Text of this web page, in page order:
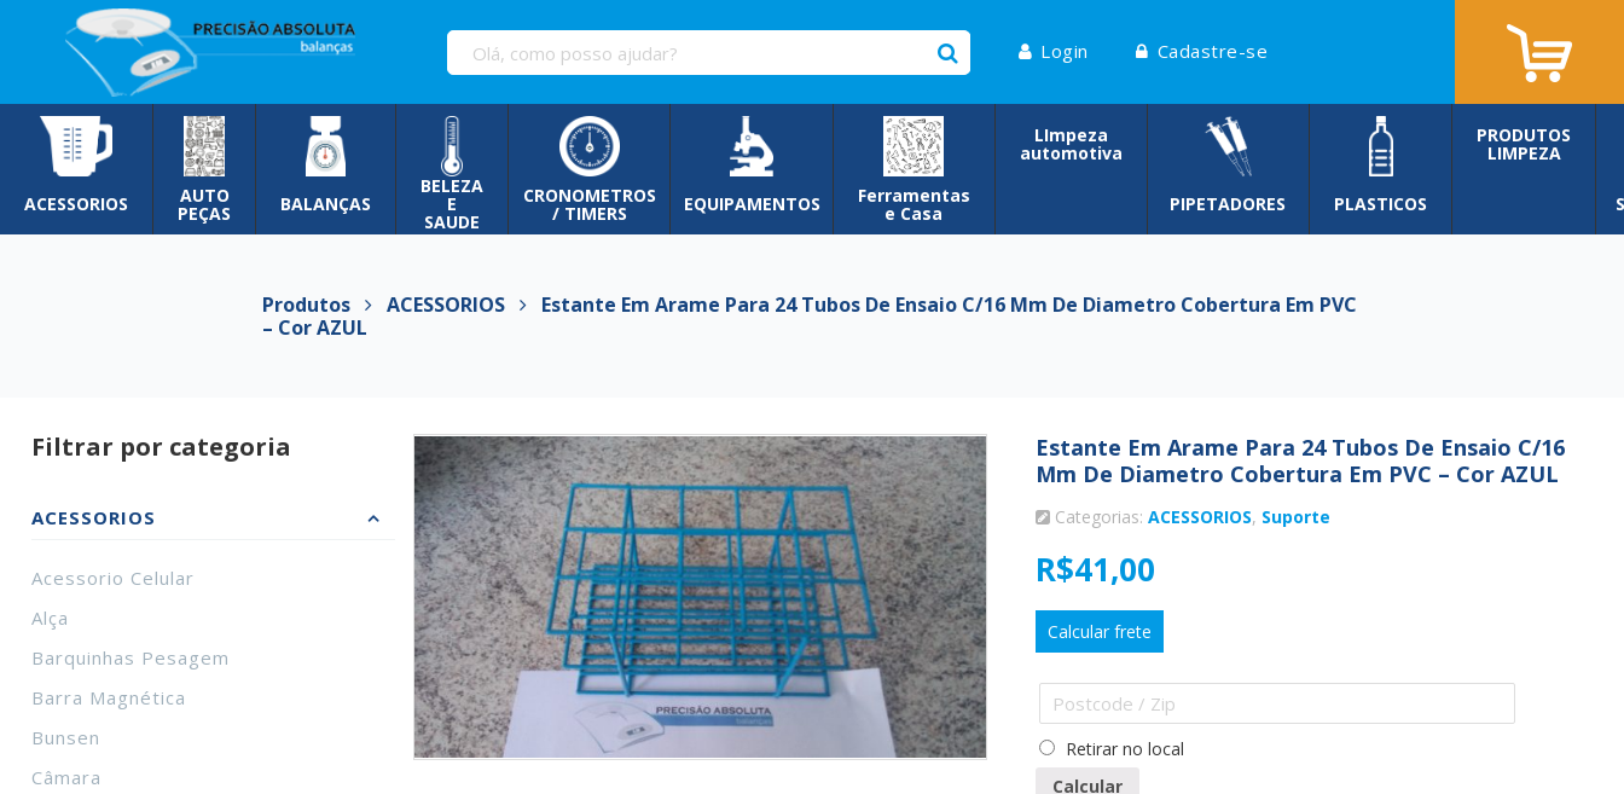
Pular
para
conteúdo
Login Cadastre-se
ACESSORIOS AUTO
PEÇAS BALANÇAS
BELEZA
E
SAUDE
CRONOMETROS
/ TIMERS EQUIPAMENTOS Ferramentas
e Casa
LImpeza
automotiva
PIPETADORES PLASTICOS
PRODUTOS
LIMPEZA
Produtos ACESSORIOS
Estante Em Arame Para 24 Tubos De Ensaio C/16 Mm De Diametro Cobertura Em PVC
– Cor AZUL
Filtrar por categoria
ACESSORIOS
Acessorio Celular
Alça
Barquinhas Pesagem
Barra Magnética
Bunsen
Câmara
Estante Em Arame Para 24 Tubos De Ensaio C/16
Mm De Diametro Cobertura Em PVC – Cor AZUL
Categorias:ACESSORIOS, Suporte
R$41,00
Calcular frete
Retirar no local
Calcular